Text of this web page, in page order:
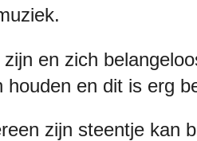
en zich
en dit is erg
zijn steentje kan